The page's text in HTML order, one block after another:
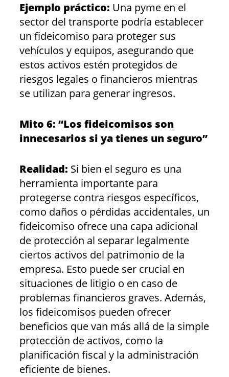
Ejemplo práctico: Una pyme en el
sector del transporte podría establecer
un fideicomiso para proteger sus
vehículos y equipos, asegurando que
estos activos estén protegidos de
riesgos legales o financieros mientras
se utilizan para generar ingresos.
Mito 6: “Los fideicomisos son
innecesarios si ya tienes un seguro”
Realidad: Si bien el seguro es una
herramienta importante para
protegerse contra riesgos específicos,
como daños o pérdidas accidentales, un
fideicomiso ofrece una capa adicional
de protección al separar legalmente
ciertos activos del patrimonio de la
empresa. Esto puede ser crucial en
situaciones de litigio o en caso de
problemas financieros graves. Además,
los fideicomisos pueden ofrecer
beneficios que van más allá de la simple
protección de activos, como la
planificación fiscal y la administración
eficiente de bienes.